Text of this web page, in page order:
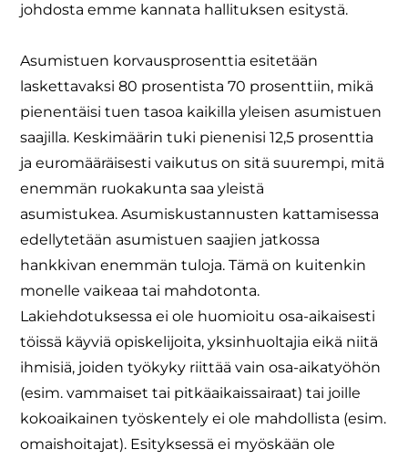
johdosta emme kannata hallituksen esitystä.
Asumistuen korvausprosenttia esitetään
laskettavaksi 80 prosentista 70 prosenttiin, mikä
pienentäisi tuen tasoa kaikilla yleisen asumistuen
saajilla. Keskimäärin tuki pienenisi 12,5 prosenttia
ja euromääräisesti vaikutus on sitä suurempi, mitä
enemmän ruokakunta saa yleistä
asumistukea. Asumiskustannusten kattamisessa
edellytetään asumistuen saajien jatkossa
hankkivan enemmän tuloja. Tämä on kuitenkin
monelle vaikeaa tai mahdotonta.
Lakiehdotuksessa ei ole huomioitu osa-aikaisesti
töissä käyviä opiskelijoita, yksinhuoltajia eikä niitä
ihmisiä, joiden työkyky riittää vain osa-aikatyöhön
(esim. vammaiset tai pitkäaikaissairaat) tai joille
kokoaikainen työskentely ei ole mahdollista (esim.
omaishoitajat). Esityksessä ei myöskään ole